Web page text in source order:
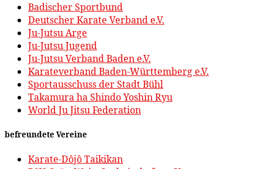
Badischer Sportbund
Deutscher Karate Verband e.V.
Ju-Jutsu Arge
Ju-Jutsu Jugend
Ju-Jutsu Verband Baden e.V.
Karateverband Baden-Württemberg e.V.
Sportausschuss der Stadt Bühl
Takamura ha Shindo Yoshin Ryu
World Ju Jitsu Federation
befreundete Vereine
Karate-Dôjô Taikikan